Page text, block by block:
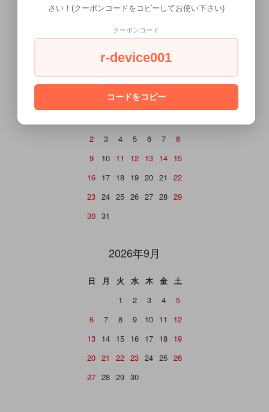
カレンダー
2026年8月
月 火 水 木 金
2
3 4 5 6 7
8
9
10 11 12 13 14 15
16 17 18 19 20 21
22
23 24 25 26 27 28 29
30 31
2026年9月
日 月 火 水 木 金
土
1
2 3 4
5
6
7 8 9 10 11
12
13 14 15 16 17 18 19
20 21 22 23 24 25 26
27 28 29 30
さい！(クーポンコードをコピーしてお使い下さい)
クーポンコード
r-device001
コードをコピー